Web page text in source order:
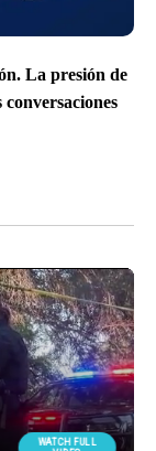
La presión de